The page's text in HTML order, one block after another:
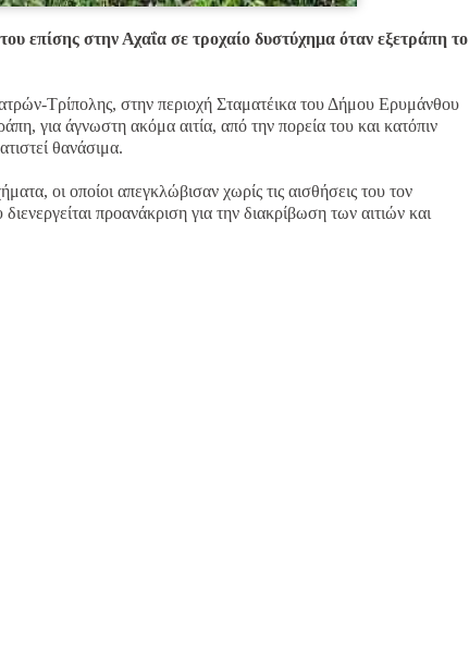
επίσης στην Αχαΐα σε τροχαίο δυστύχημα όταν εξετράπη το
Τρίπολης, στην περιοχή Σταματέικα του Δήμου Ερυμάνθου
για άγνωστη ακόμα αιτία, από την πορεία του και κατόπιν
θανάσιμα.
οι οποίοι απεγκλώβισαν χωρίς τις αισθήσεις του τον
προανάκριση για την διακρίβωση των αιτιών και